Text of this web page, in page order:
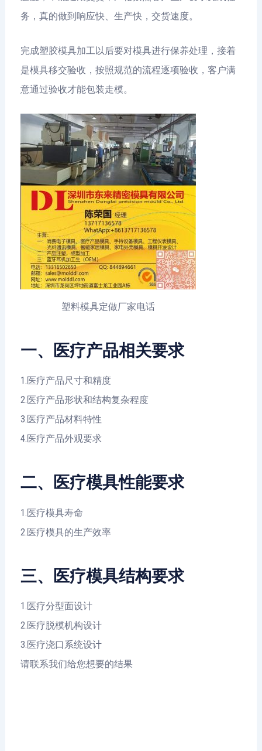
务，真的做到响应快、生产快，交货速度。
完成塑胶模具加工以后要对模具进行保养处理，接着
是模具移交验收，按照规范的流程逐项验收，客户满
意通过验收才能包装走模。
塑料模具定做厂家电话
一、医疗产品相关要求
1.医疗产品尺寸和精度
2.医疗产品形状和结构复杂程度
3.医疗产品材料特性
4.医疗产品外观要求
二、医疗模具性能要求
1.医疗模具寿命
2.医疗模具的生产效率
三、医疗模具结构要求
1.医疗分型面设计
2.医疗脱模机构设计
3.医疗浇口系统设计
请联系我们给您想要的结果